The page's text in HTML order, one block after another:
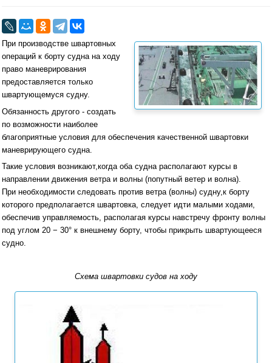
При производстве швартовных
операций к борту судна на ходу
право маневрирования
предоставляется только
швартующемуся судну.
Обязанность другого - создать
по возможности наиболее
благоприятные условия для обеспечения качественной швартовки
маневрирующего судна.
Такие условия возникают,когда оба судна располагают курсы в
направлении движения ветра и волны (попутный ветер и волна).
При необходимости следовать против ветра (волны) судну,к борту
которого предполагается швартовка, следует идти малыми ходами,
обеспечив управляемость, располагая курсы навстречу фронту волны
под углом 20 − 30° к внешнему борту, чтобы прикрыть швартующееся
судно.
Схема швартовки судов на ходу